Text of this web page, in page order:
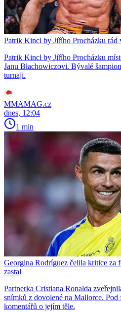
Patrik Kincl by Jiřího Procházku rád
Patrik Kincl by Jiřího Procházku
Janu Błachowiczovi. Bývalé
turnaji.
MMAMAG.cz
dnes, 12:04
1 min
Georgina Rodríguez čelila kritice za
zastal
Partnerka Cristiana Ronalda
snímků z dovolené na Mallorce. Pod
komentářů o jejím těle.